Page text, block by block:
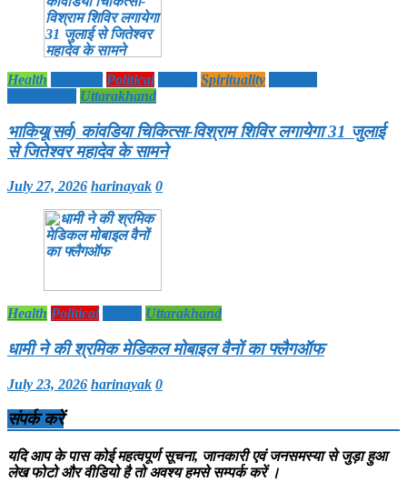
Health Political Spirituality
Uttarakhand
भाकियू(सर्व) कांवडिया चिकित्सा-विश्राम शिविर लगायेगा 31 जुलाई
से जितेश्वर महादेव के सामने
July 27, 2026 harinayak 0
Health Political Uttarakhand
धामी ने की श्रमिक मेडिकल मोबाइल वैनों का फ्लैगऑफ
July 23, 2026 harinayak 0
संपर्क करें
यदि आप के पास कोई महत्वपूर्ण सूचना, जानकारी एवं जनसमस्या से जुड़ा हुआ
लेख फोटो और वीडियो है तो अवश्य हमसे सम्पर्क करें ।